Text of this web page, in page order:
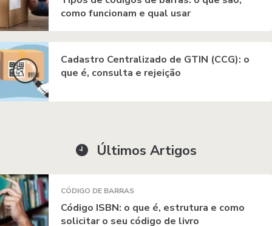
como funcionam e qual usar
Cadastro Centralizado de GTIN (CCG): o
que é, consulta e rejeição
Últimos Artigos
CÓDIGO DE BARRAS
Código ISBN: o que é, estrutura e como
solicitar o seu código de livro